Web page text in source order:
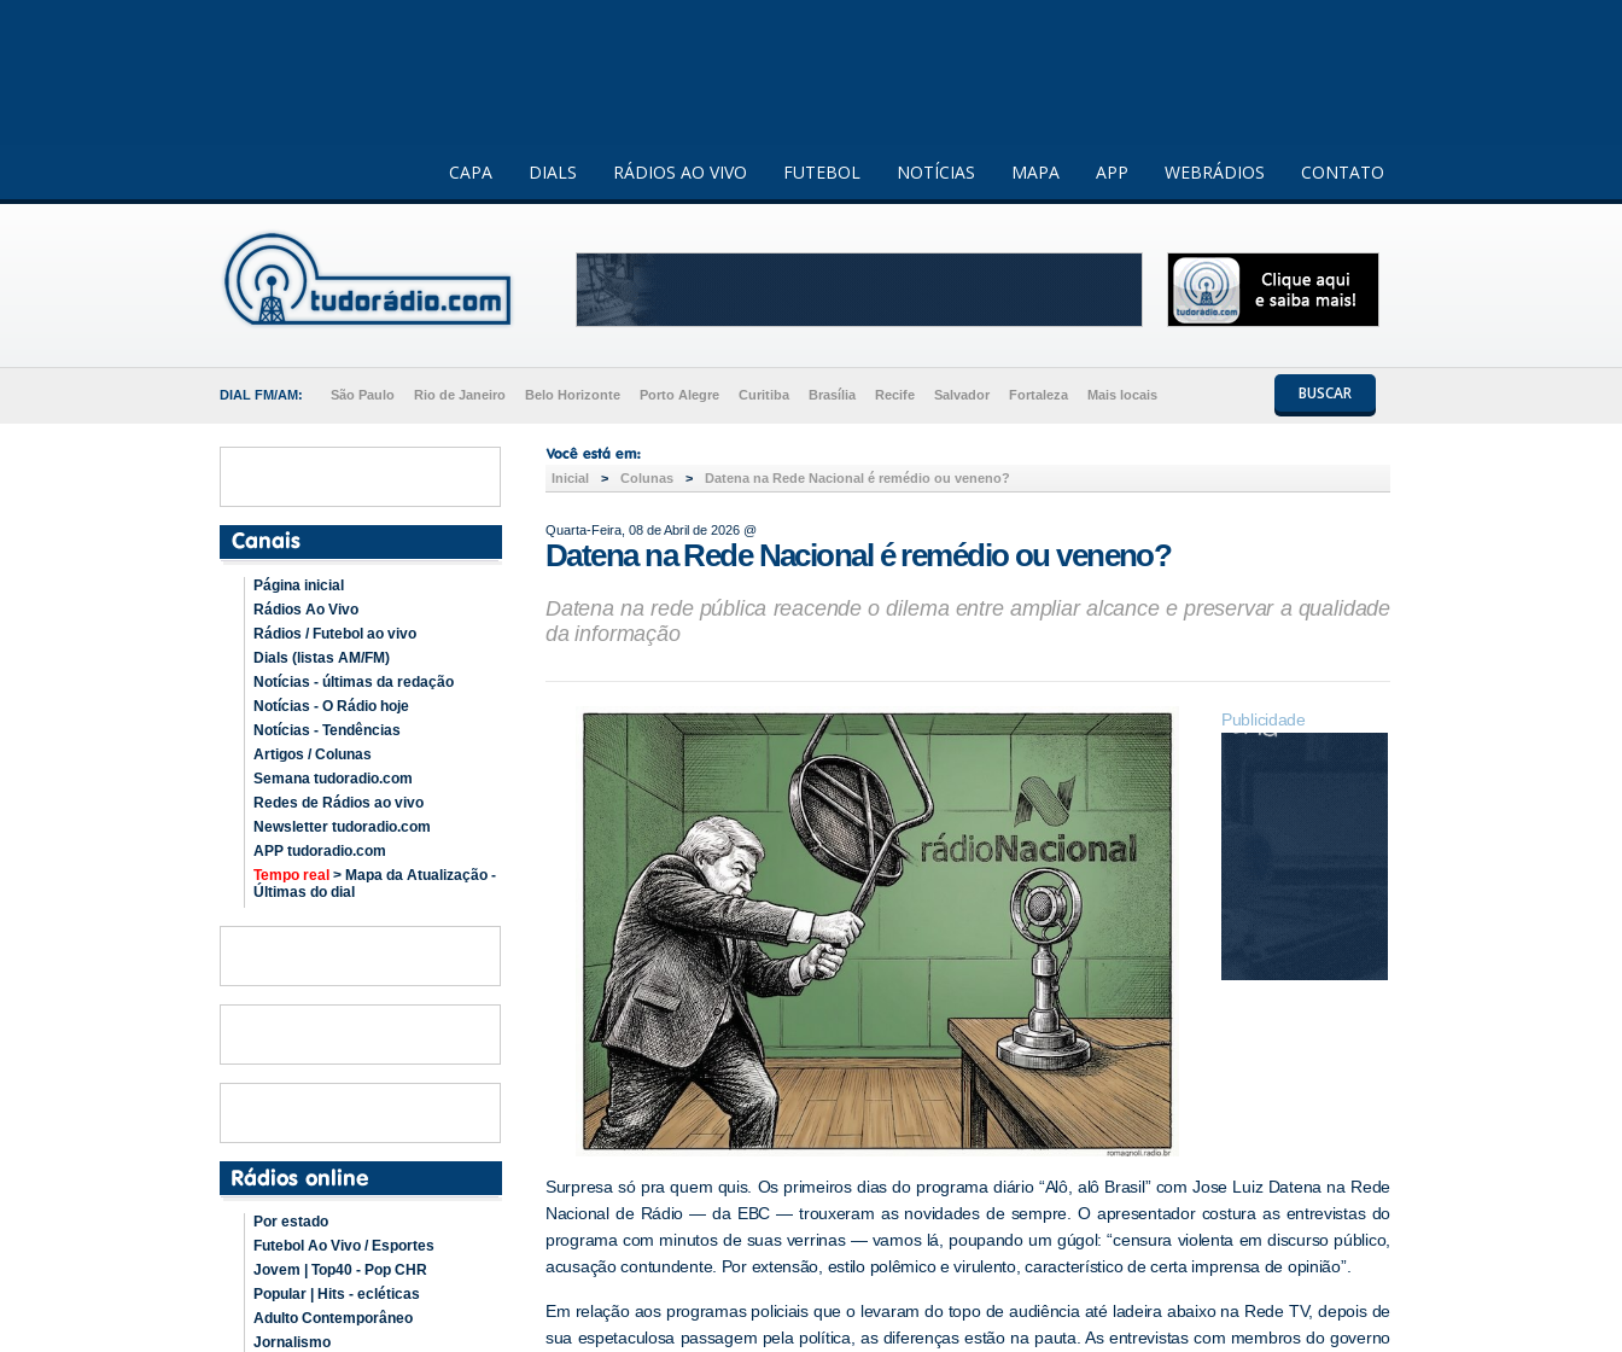
CAPA DIALS RÁDIOS AO VIVO FUTEBOL NOTÍCIAS MAPA APP WEBRÁDIOS CONTATO
DIAL FM/AM: São Paulo Rio de Janeiro Belo Horizonte Porto Alegre Curitiba Brasília Recife Salvador Fortaleza Mais locais BUSCAR
Página inicial
Rádios Ao Vivo
Rádios / Futebol ao vivo
Dials (listas AM/FM)
Notícias - últimas da redação
Notícias - O Rádio hoje
Notícias - Tendências
Artigos / Colunas
Semana tudoradio.com
Redes de Rádios ao vivo
Newsletter tudoradio.com
APP tudoradio.com
Tempo real > Mapa da Atualização -
Últimas do dial
Por estado
Futebol Ao Vivo / Esportes
Jovem | Top40 - Pop CHR
Popular | Hits - ecléticas
Adulto Contemporâneo
Jornalismo
Inicial > Colunas > Datena na Rede Nacional é remédio ou veneno?
Quarta-Feira, 08 de Abril de 2026 @
Datena na Rede Nacional é remédio ou veneno?
Datena na rede pública reacende o dilema entre ampliar alcance e preservar a qualidade
da informação
Publicidade
Surpresa só pra quem quis. Os primeiros dias do programa diário “Alô, alô Brasil” com Jose Luiz Datena na Rede
Nacional de Rádio — da EBC — trouxeram as novidades de sempre. O apresentador costura as entrevistas do
programa com minutos de suas verrinas — vamos lá, poupando um gúgol: “censura violenta em discurso público,
acusação contundente. Por extensão, estilo polêmico e virulento, característico de certa imprensa de opinião”.
Em relação aos programas policiais que o levaram do topo de audiência até ladeira abaixo na Rede TV, depois de
sua espetaculosa passagem pela política, as diferenças estão na pauta. As entrevistas com membros do governo